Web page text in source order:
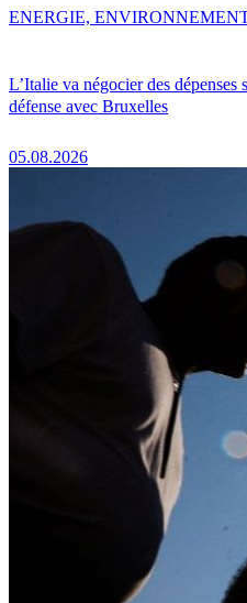
L’Italie va négocier des dépenses
défense avec Bruxelles
05.08.2026
ENERGIE,